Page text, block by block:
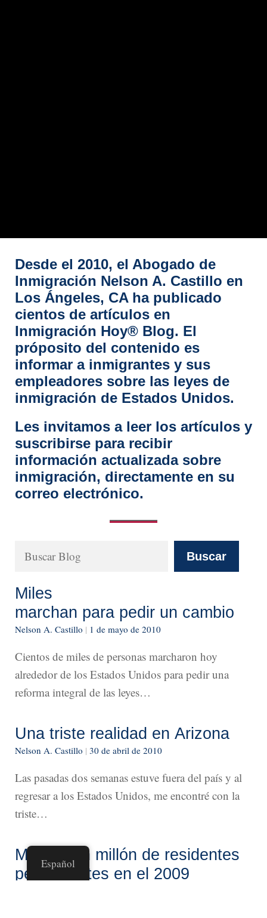
Desde el 2010, el Abogado de
Inmigración Nelson A. Castillo en
Los Ángeles, CA ha publicado
cientos de artículos en
Inmigración Hoy® Blog. El
próposito del contenido es
informar a inmigrantes y sus
empleadores sobre las leyes de
inmigración de Estados Unidos.
Les invitamos a leer los artículos y
suscribirse para recibir
información actualizada sobre
inmigración, directamente en su
correo electrónico.
Buscar
Miles
marchan para pedir un cambio
Nelson A. Castillo | 1 de mayo de 2010
Cientos de miles de personas marcharon hoy
alrededor de los Estados Unidos para pedir una
reforma integral de las leyes…
Una triste realidad en Arizona
Nelson A. Castillo | 30 de abril de 2010
Las pasadas dos semanas estuve fuera del país y al
regresar a los Estados Unidos, me encontré con la
triste…
Mas de un millón de residentes
permanentes en el 2009
Español